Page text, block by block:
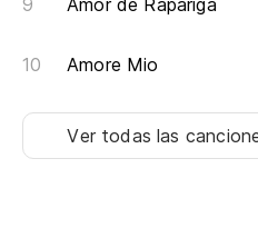
Amor de Rapariga
Amore Mio
Ver todas las